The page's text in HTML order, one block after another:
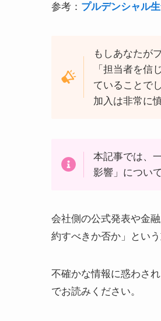
参考： プルデンシャル
もしあなたが
「担当者を信
ていることで
加入は非常に
本記事では、
影響」につい
会社側の公式発表や金
約すべきか否か」とい
不確かな情報に惑わさ
でお読みください。